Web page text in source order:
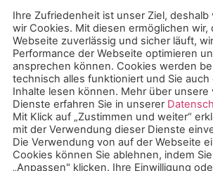
Ihre Zufriedenheit ist unser Ziel,
wir Cookies. Mit diesen ermöglichen wir,
Webseite zuverlässig und sicher läuft,
Performance der Webseite optimieren
ansprechen können. Cookies werden
technisch alles funktioniert und Sie auch
Inhalte lesen können. Mehr über
Dienste erfahren Sie in unserer
Mit Klick auf „Zustimmen und weiter“
mit der Verwendung dieser Dienste
Die Verwendung von auf der Webseite
Cookies können Sie ablehnen, indem
„Anpassen" klicken. Ihre Einwilligung